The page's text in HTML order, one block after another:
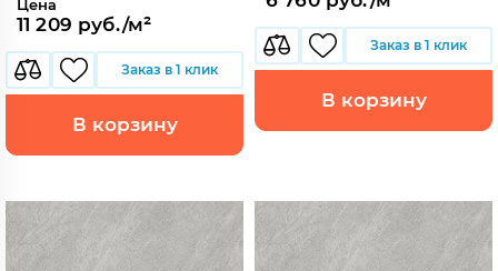
Цена
11 209 руб./м²
Заказ в 1 клик
В корзину
Заказ в 1 клик
В корзину